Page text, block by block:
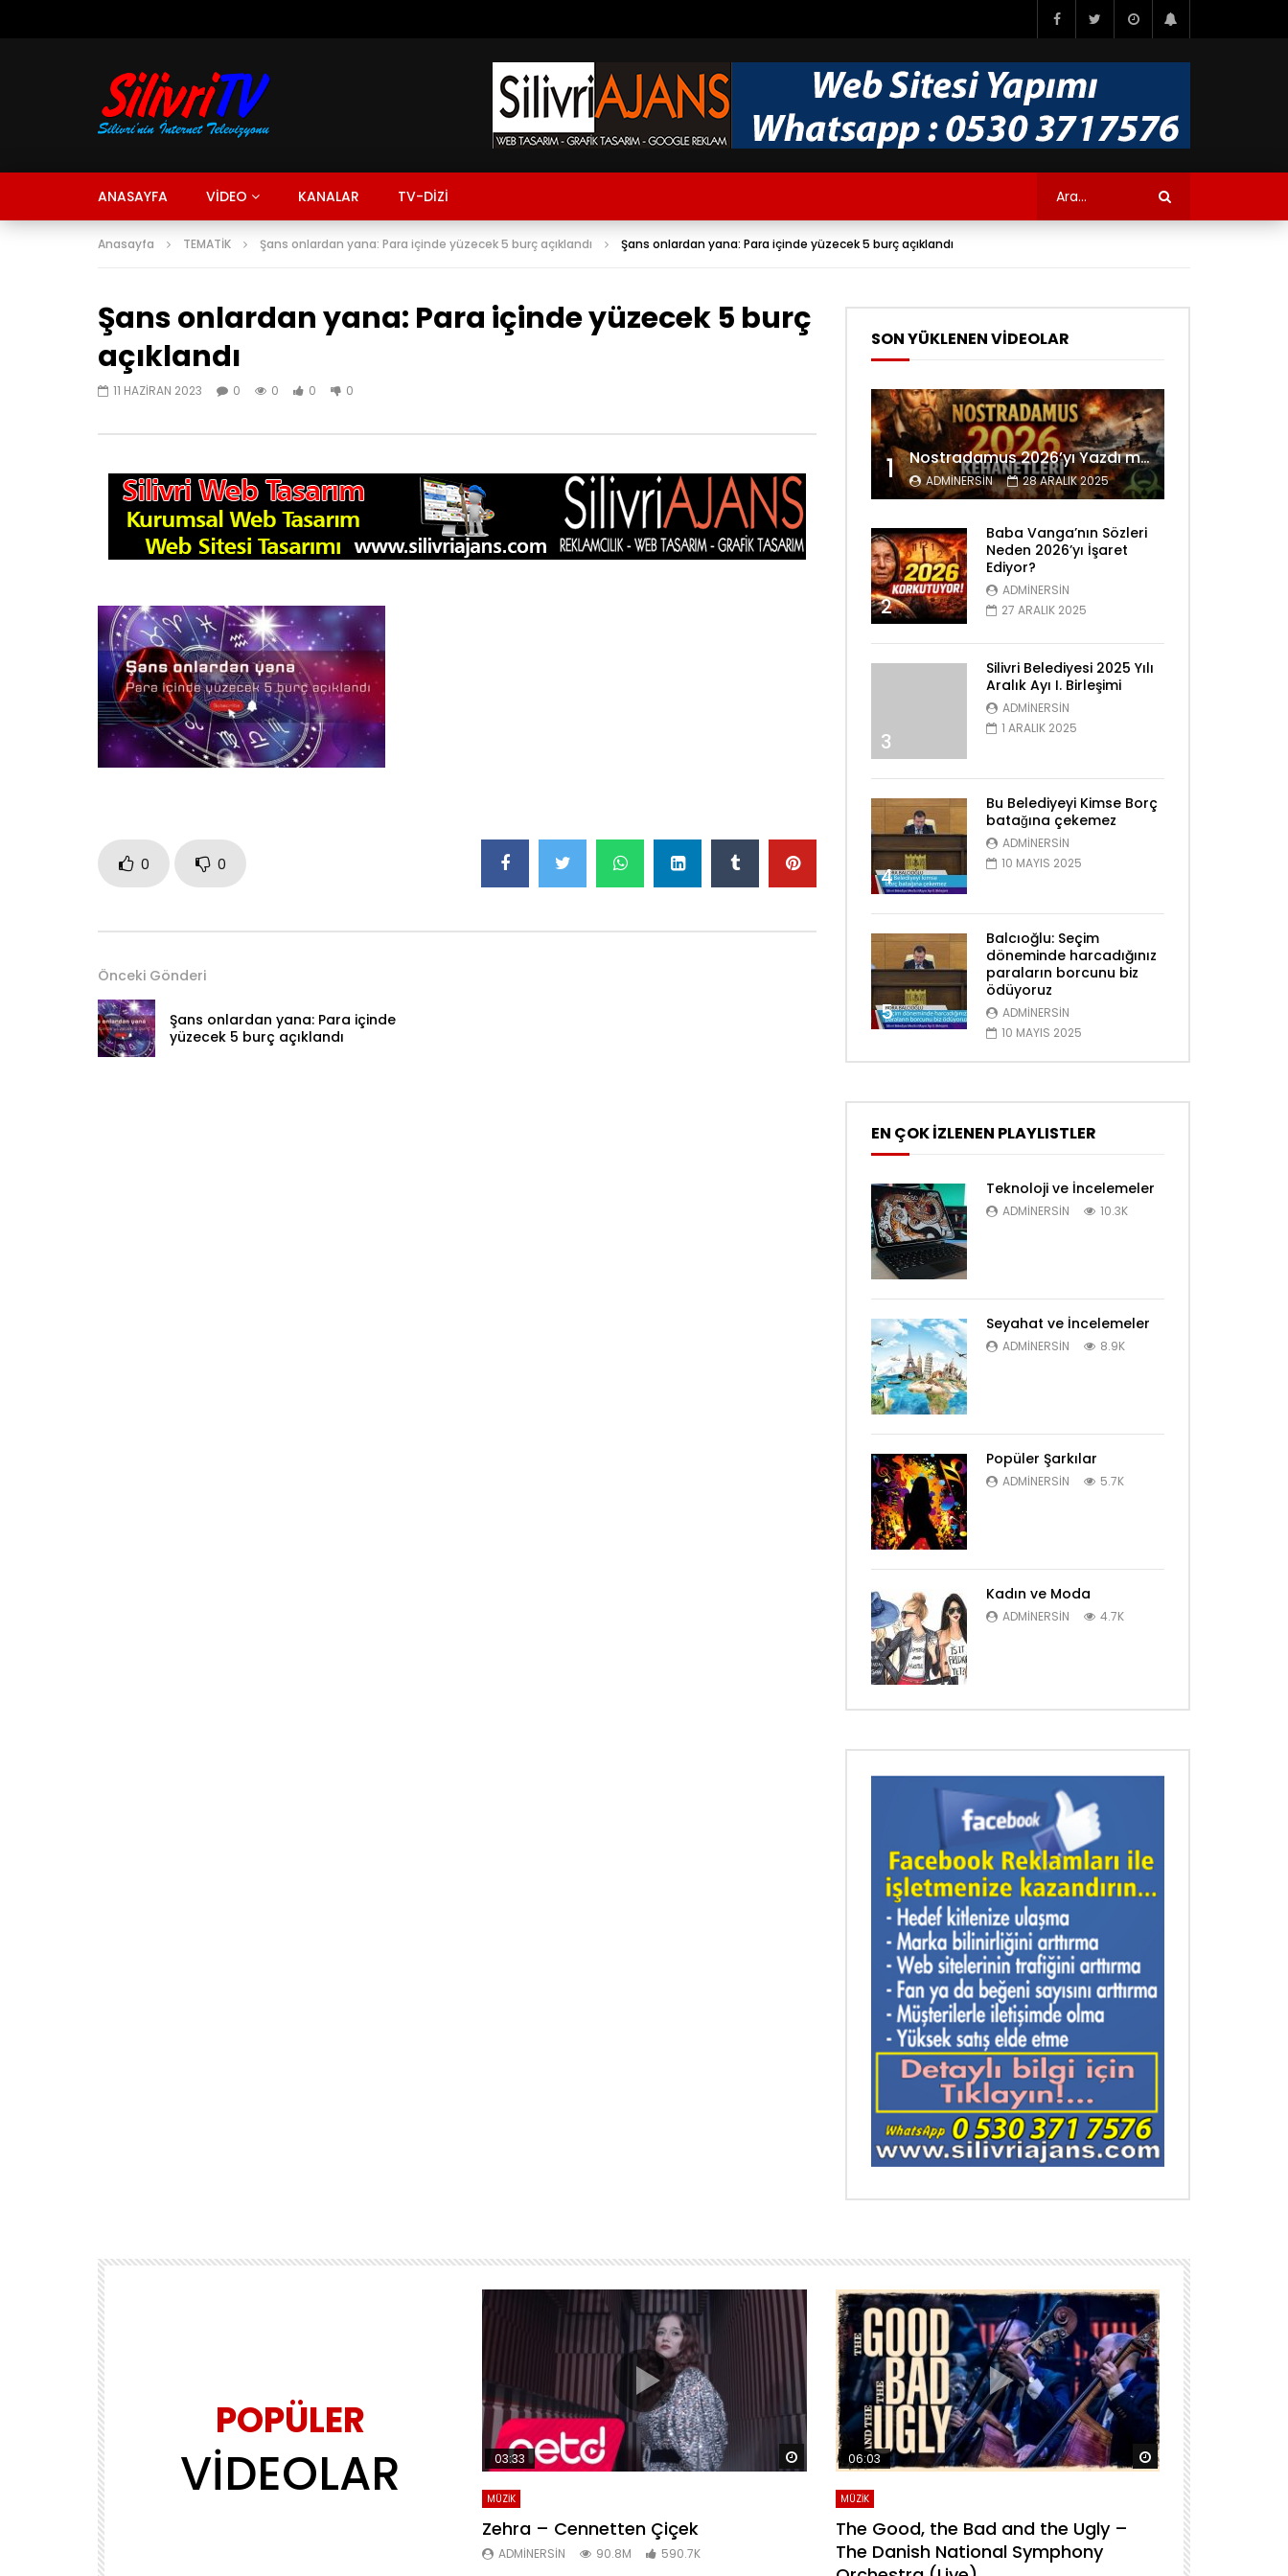
ANASAYFA VİDEO KANALAR TV-DİZİ
Anasayfa TEMATİK Şans onlardan yana: Para içinde yüzecek 5 burç açıklandı Şans onlardan yana: Para içinde yüzecek 5 burç açıklandı
Şans onlardan yana: Para içinde yüzecek 5 burç
açıklandı
11 HAZIRAN 2023 0 0 0 0
0 0
Önceki Gönderi
Şans onlardan yana: Para içinde
yüzecek 5 burç açıklandı
SON YÜKLENEN VİDEOLAR
1 Nostradamus 2026’yı Yazdı mı? Tüyler Ürperten Kehanetler
ADMINERSIN 28 ARALIK 2025
2
Baba Vanga’nın Sözleri
Neden 2026’yı İşaret
Ediyor?
ADMINERSIN
27 ARALIK 2025
3
Silivri Belediyesi 2025 Yılı
Aralık Ayı I. Birleşimi
ADMINERSIN
1 ARALIK 2025
4
Bu Belediyeyi Kimse Borç
batağına çekemez
ADMINERSIN
10 MAYIS 2025
5
Balcıoğlu: Seçim
döneminde harcadığınız
paraların borcunu biz
ödüyoruz
ADMINERSIN
10 MAYIS 2025
EN ÇOK İZLENEN PLAYLISTLER
Teknoloji ve İncelemeler
ADMINERSIN 10.3K
Seyahat ve İncelemeler
ADMINERSIN 8.9K
Popüler Şarkılar
ADMINERSIN 5.7K
Kadın ve Moda
ADMINERSIN 4.7K
POPÜLER
VİDEOLAR
Daha sonra izle Daha sonra izle Daha sonra izle
03:33
MÜZİK
Zehra – Cennetten Çiçek
ADMINERSIN 90.8M 590.7K
Daha sonra izle
06:03
MÜZİK
The Good, the Bad and the Ugly –
The Danish National Symphony
For A Few
National